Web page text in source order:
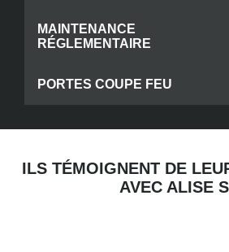
MAINTENANCE
RÉGLEMENTAIRE
PORTES COUPE FEU
ILS TÉMOIGNENT DE
AVEC ALISE